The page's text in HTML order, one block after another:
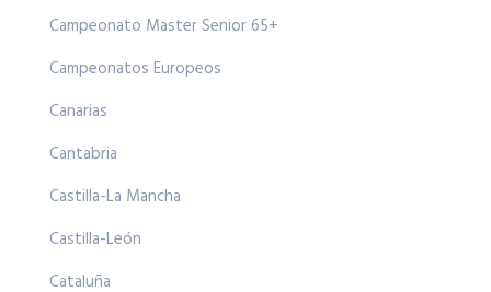
Campeonato Master Senior 65+
Campeonatos Europeos
Canarias
Cantabria
Castilla-La Mancha
Castilla-León
Cataluña